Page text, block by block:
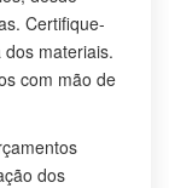
Certifique-
materiais.
com mão de
dos